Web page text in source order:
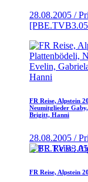
28.08.2005 /
FR Reise, Alpstein
Neumitglieder
Brigitt, Hanni
28.08.2005 /
FR Reise, Alpstein